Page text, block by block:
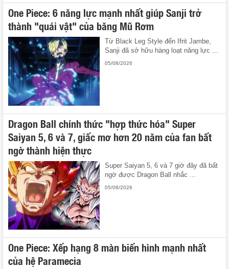
One Piece: 6 năng lực mạnh nhất giúp Sanji trở
thành "quái vật" của băng Mũ Rơm
Từ Black Leg Style đến Ifrit Jambe,
Sanji đã sở hữu hàng loạt năng lực ...
05/08/2026
Dragon Ball chính thức "hợp thức hóa" Super
Saiyan 5, 6 và 7, giấc mơ hơn 20 năm của fan bất
ngờ thành hiện thực
Super Saiyan 5, 6 và 7 giờ đây đã bất
ngờ được Dragon Ball nhắc ...
05/08/2026
One Piece: Xếp hạng 8 màn biến hình mạnh nhất
của hệ Paramecia